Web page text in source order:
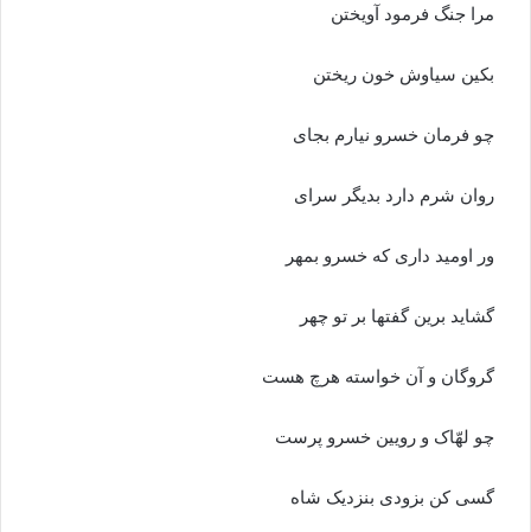
مرا جنگ فرمود آویختن
بکین سیاوش خون ریختن‏
چو فرمان خسرو نیارم بجاى
روان شرم دارد بدیگر سراى‏
ور اومید دارى که خسرو بمهر
گشاید برین گفتها بر تو چهر
گروگان و آن خواسته هرچ هست
چو لهّاک و رویین خسرو پرست‏
گسى کن بزودى بنزدیک شاه